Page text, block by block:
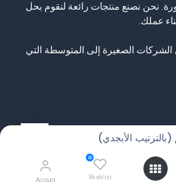
(بالترتيب الأبجدي)
0
Wishlist
Account
نحن نصنع منتجات رائعة لنقوم بحل
عملك.
الصغيرة إلى المتوسطة التي